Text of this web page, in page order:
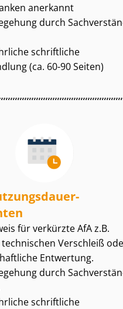
anerkannt
durch
schriftliche
(ca. 60-90 Seiten)
für verkürzte AfA z.B.
Verschleiß
Entwertung.
durch
schriftliche